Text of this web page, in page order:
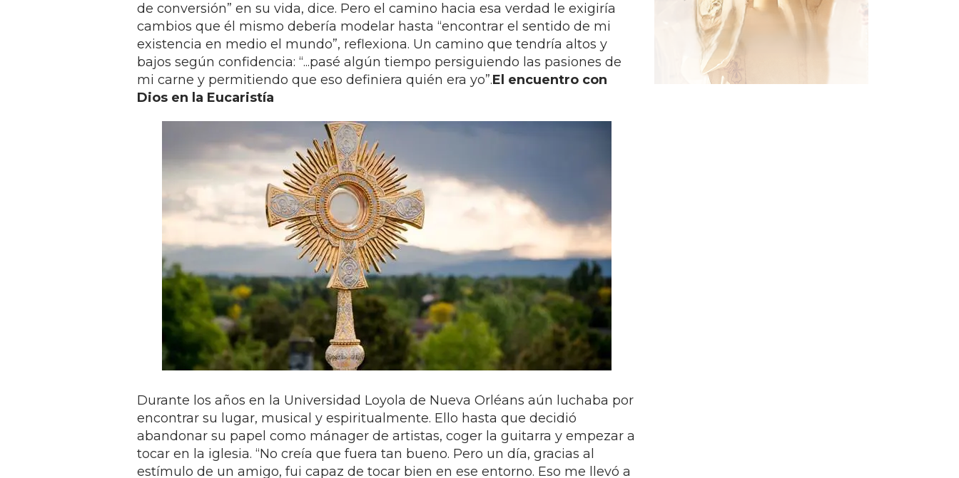
de conversión” en su vida, dice. Pero el camino hacia esa verdad le exigiría
cambios que él mismo debería modelar hasta “encontrar el sentido de mi
existencia en medio el mundo”, reflexiona. Un camino que tendría altos y
bajos según confidencia: “...pasé algún tiempo persiguiendo las pasiones de
mi carne y permitiendo que eso definiera quién era yo”.El encuentro con
Dios en la Eucaristía
Durante los años en la Universidad Loyola de Nueva Orléans aún luchaba por
encontrar su lugar, musical y espiritualmente. Ello hasta que decidió
abandonar su papel como mánager de artistas, coger la guitarra y empezar a
tocar en la iglesia. “No creía que fuera tan bueno. Pero un día, gracias al
estímulo de un amigo, fui capaz de tocar bien en ese entorno. Eso me llevó a